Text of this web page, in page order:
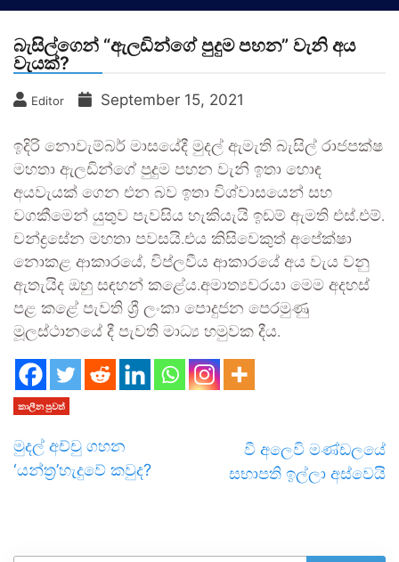
බැසිල්ගෙන් “ඇලඩින්ගේ පුදුම පහන” වැනි අය
වැයක්?
Editor September 15, 2021
ඉදිරි නොවැම්බර් මාසයේදී මුදල් ඇමැති බැසිල් රාජපක්ෂ
මහතා ඇලඩින්ගේ පුදුම පහන වැනි ඉතා හොඳ
අයවැයක් ගෙන එන බව ඉතා විශ්වාසයෙන් සහ
වගකීමෙන් යුතුව පැවසිය හැකියැයි ඉඩම් ඇමති එස්.එම්.
චන්ද්‍රසේන මහතා පවසයි.එය කිසිවෙකුත් අපේක්ෂා
නොකළ ආකාරයේ, විප්ලවීය ආකාරයේ අය වැය වනු
ඇතැයිද ඔහු සඳහන් කළේය.අමාත්‍යවරයා මෙම අදහස්
පළ කළේ පැවති ශ්‍රී ලංකා පොදුජන පෙරමුණු
මූලස්ථානයේ දී පැවති මාධ්‍ය හමුවක දීය.
කාලීන පුවත්
මුදල් අච්චු ගහන
‘යන්ත්‍ර’හැදුවේ කවුද?
වී අලෙවි මණ්ඩලයේ
සභාපති ඉල්ලා අස්වෙයි